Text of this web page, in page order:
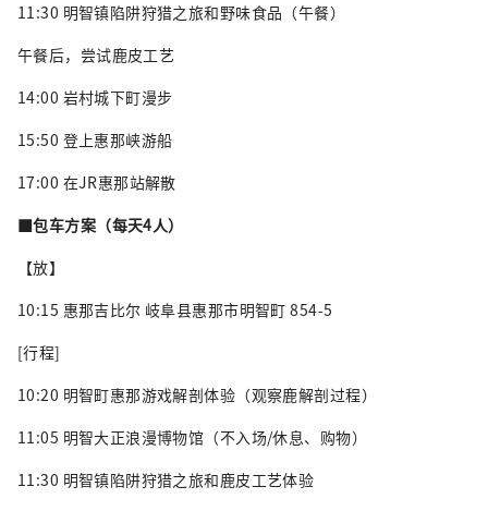
11:30 明智镇陷阱狩猎之旅和野味食品（午餐）
午餐后，尝试鹿皮工艺
14:00 岩村城下町漫步
15:50 登上惠那峡游船
17:00 在JR惠那站解散
■包车方案（每天4人）
【放】
10:15 惠那吉比尔 岐阜县惠那市明智町 854-5
[行程]
10:20 明智町惠那游戏解剖体验（观察鹿解剖过程）
11:05 明智大正浪漫博物馆（不入场/休息、购物）
11:30 明智镇陷阱狩猎之旅和鹿皮工艺体验